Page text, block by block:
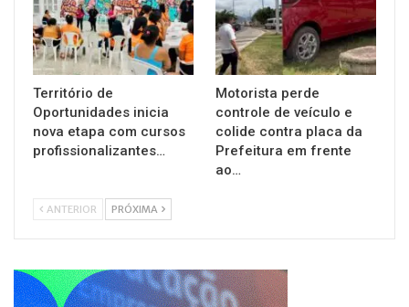
Território de
Oportunidades inicia
nova etapa com cursos
profissionalizantes…
Motorista perde
controle de veículo e
colide contra placa da
Prefeitura em frente
ao…
ANTERIOR PRÓXIMA